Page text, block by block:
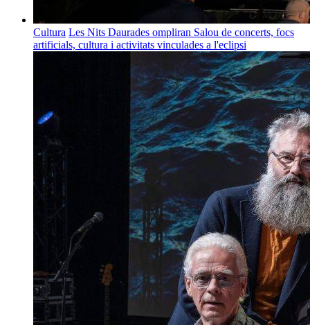
Cultura Les Nits Daurades ompliran Salou de concerts, focs
artificials, cultura i activitats vinculades a l'eclipsi